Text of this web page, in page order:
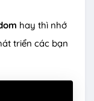
hay thì nhớ
triển các bạn